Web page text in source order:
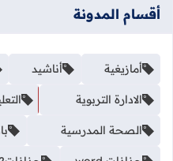
أقسام المدونة
أمازيغية أناشيد
الادارة التربوية
الصحة المدرسية